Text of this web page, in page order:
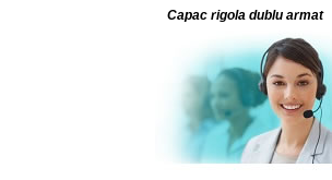
Capac rigola dublu armat